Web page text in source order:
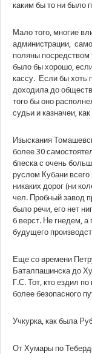
каким бы то ни было
Мало того, многие
администрации,
поляны посредством
было бы хорошо,
кассу. Если бы хоть
доходила до
того бы оно
судьи и казначеи,
Изыскания
более 30
блеска с очень
руслом Кубани
никаких дорог (ни
чел. Пробный завод
было речи, его нет
6 верст. Не гнедем,
будущего
Еще со времени
Баталпашинска до
Г.С. Тот, кто ездил
более безопасного
Учкурка, как была
От Хумары по